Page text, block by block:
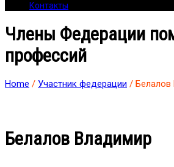
Контакты
Члены Федерации
профессий
Home / Участник федерации / Белалов
Белалов Владимир